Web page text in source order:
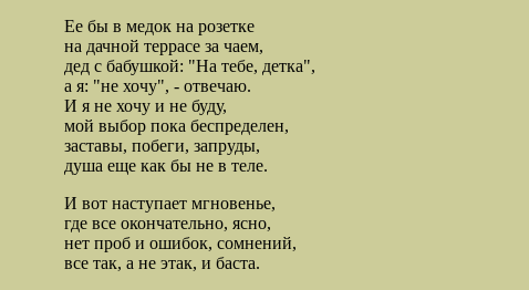
Ее бы в медок на розетке
на дачной террасе за чаем,
дед с бабушкой: "На тебе, детка",
а я: "не хочу", - отвечаю.
И я не хочу и не буду,
мой выбор пока беспределен,
заставы, побеги, запруды,
душа еще как бы не в теле.
И вот наступает мгновенье,
где все окончательно, ясно,
нет проб и ошибок, сомнений,
все так, а не этак, и баста.